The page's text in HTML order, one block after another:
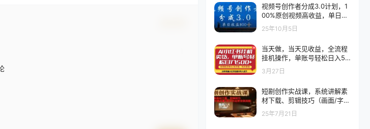
视频号创作者分成3.0计划，1
00%原创视频高收益，单日收
益 800+
25年10月5日
当天做，当天见收益，全流程
挂机操作，单账号轻松日入50
0+
3月27日
短剧创作实战课，系统讲解素
材下载、剪辑技巧（画面/字幕
去重）和平台运营全部流程
25年7月21日